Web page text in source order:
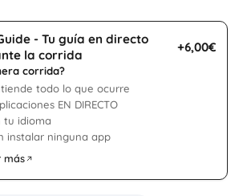
- Tu guía en directo
la corrida
+6,00€
corrida?
todo lo que ocurre
EN DIRECTO
tu idioma
instalar ninguna app
más